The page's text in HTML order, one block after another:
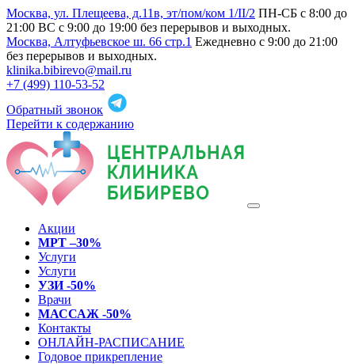
Москва, ул. Плещеева, д.11в, эт/пом/ком 1/II/2 ПН-СБ с 8:00 до
21:00 ВС с 9:00 до 19:00 без перерывов и выходных.
Москва, Алтуфьевское ш. 66 стр.1 Ежедневно с 9:00 до 21:00
без перерывов и выходных.
klinika.bibirevo@mail.ru
+7 (499) 110-53-52
Обратный звонок
Перейти к содержанию
Акции
МРТ –30%
Услуги
Услуги
УЗИ -50%
Врачи
МАССАЖ -50%
Контакты
ОНЛАЙН-РАСПИСАНИЕ
Годовое прикрепление